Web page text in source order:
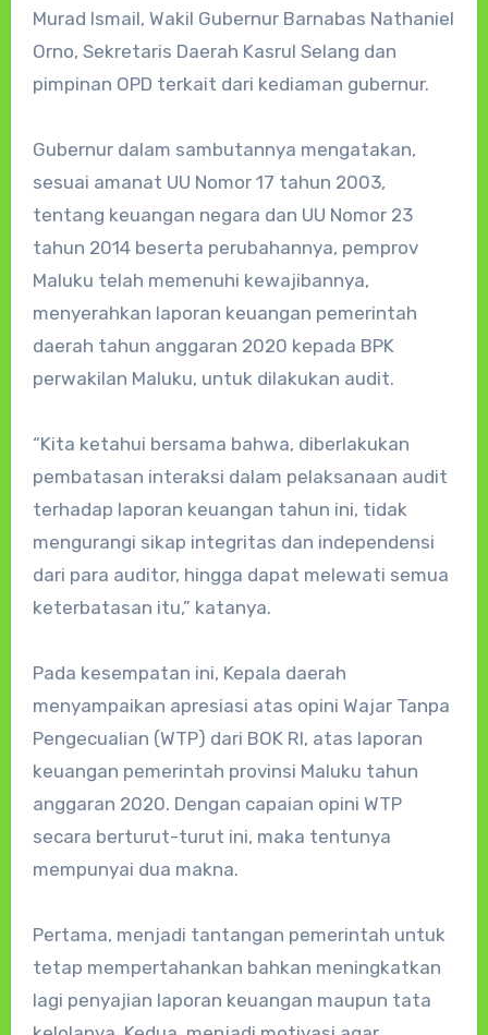
Murad Ismail, Wakil Gubernur Barnabas Nathaniel
Orno, Sekretaris Daerah Kasrul Selang dan
pimpinan OPD terkait dari kediaman gubernur.
Gubernur dalam sambutannya mengatakan,
sesuai amanat UU Nomor 17 tahun 2003,
tentang keuangan negara dan UU Nomor 23
tahun 2014 beserta perubahannya, pemprov
Maluku telah memenuhi kewajibannya,
menyerahkan laporan keuangan pemerintah
daerah tahun anggaran 2020 kepada BPK
perwakilan Maluku, untuk dilakukan audit.
“Kita ketahui bersama bahwa, diberlakukan
pembatasan interaksi dalam pelaksanaan audit
terhadap laporan keuangan tahun ini, tidak
mengurangi sikap integritas dan independensi
dari para auditor, hingga dapat melewati semua
keterbatasan itu,” katanya.
Pada kesempatan ini, Kepala daerah
menyampaikan apresiasi atas opini Wajar Tanpa
Pengecualian (WTP) dari BOK RI, atas laporan
keuangan pemerintah provinsi Maluku tahun
anggaran 2020. Dengan capaian opini WTP
secara berturut-turut ini, maka tentunya
mempunyai dua makna.
Pertama, menjadi tantangan pemerintah untuk
tetap mempertahankan bahkan meningkatkan
lagi penyajian laporan keuangan maupun tata